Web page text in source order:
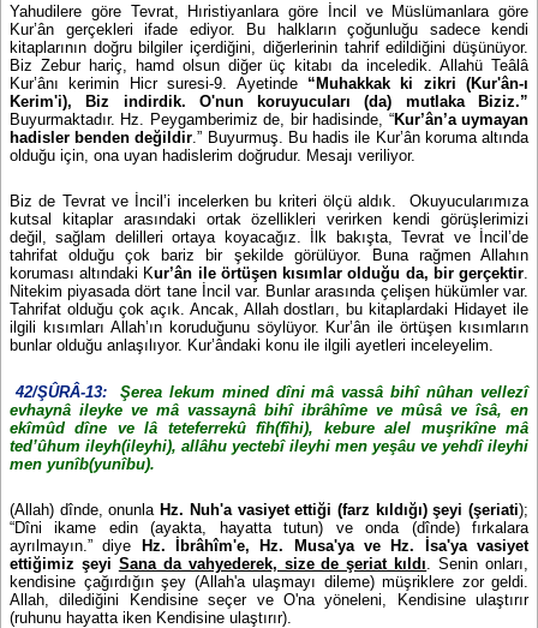
Yahudilere göre Tevrat, Hıristiyanlara göre İncil ve Müslümanlara göre
Kur’ân gerçekleri ifade ediyor. Bu halkların çoğunluğu sadece kendi
kitaplarının doğru bilgiler içerdiğini, diğerlerinin tahrif edildiğini düşünüyor.
Biz Zebur hariç, hamd olsun diğer üç kitabı da inceledik. Allahü Teâlâ
Kur’ânı kerimin Hicr suresi-9. Ayetinde “Muhakkak ki zikri (Kur'ân-ı
Kerim'i), Biz indirdik. O'nun koruyucuları (da) mutlaka Biziz.”
Buyurmaktadır. Hz. Peygamberimiz de, bir hadisinde, “Kur’ân’a uymayan
hadisler benden değildir .” Buyurmuş. Bu hadis ile Kur’ân koruma altında
olduğu için, ona uyan hadislerim doğrudur. Mesajı veriliyor.
Biz de Tevrat ve İncil’i incelerken bu kriteri ölçü aldık. Okuyucularımıza
kutsal kitaplar arasındaki ortak özellikleri verirken kendi görüşlerimizi
değil, sağlam delilleri ortaya koyacağız. İlk bakışta, Tevrat ve İncil’de
tahrifat olduğu çok bariz bir şekilde görülüyor. Buna rağmen Allahın
koruması altındaki Kur’ân ile örtüşen kısımlar olduğu da, bir gerçektir.
Nitekim piyasada dört tane İncil var. Bunlar arasında çelişen hükümler var.
Tahrifat olduğu çok açık. Ancak, Allah dostları, bu kitaplardaki Hidayet ile
ilgili kısımları Allah’ın koruduğunu söylüyor. Kur’ân ile örtüşen kısımların
bunlar olduğu anlaşılıyor. Kur’ândaki konu ile ilgili ayetleri inceleyelim.
42/ŞÛRÂ-13:
Şerea lekum mined dîni mâ vassâ bihî nûhan vellezî
evhaynâ ileyke ve mâ vassaynâ bihî ibrâhîme ve mûsâ ve îsâ, en
ekîmûd dîne ve lâ teteferrekû fîh(fîhi), kebure alel muşrikîne mâ
ted’ûhum ileyh(ileyhi), allâhu yectebî ileyhi men yeşâu ve yehdî ileyhi
men yunîb(yunîbu).
(Allah) dînde, onunla Hz. Nuh'a vasiyet ettiği (farz kıldığı) şeyi (şeriati);
“Dîni ikame edin (ayakta, hayatta tutun) ve onda (dînde) fırkalara
ayrılmayın.” diye
Hz. İbrâhîm'e, Hz. Musa'ya ve Hz. İsa'ya vasiyet
ettiğimiz şeyi Sana da vahyederek, size de şeriat kıldı . Senin onları,
kendisine çağırdığın şey (Allah'a ulaşmayı dileme) müşriklere zor geldi.
Allah, dilediğini Kendisine seçer ve O'na yöneleni, Kendisine ulaştırır
(ruhunu hayatta iken Kendisine ulaştırır).